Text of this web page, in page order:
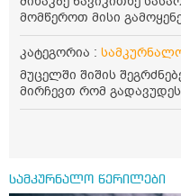
მომწეროთ მისი
მიხაკის ჩაი. ასევე
ოდნავ დაბალი და
კატეგორია :
მუცელში შიშის
მირჩევთ რომ გადავუდეს
სამკურნალო წერილები